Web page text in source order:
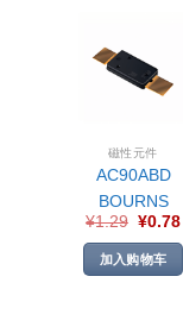
磁性元件
AC90ABD
BOURNS
¥1.29 ¥0.78
加入购物车